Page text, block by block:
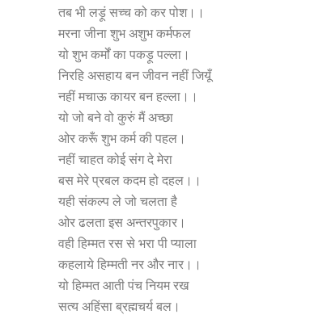
तब भी लड़ूं सच्च को कर पोश।।
मरना जीना शुभ अशुभ कर्मफल
यो शुभ कर्मों का पकड़ू पल्ला।
निरहि असहाय बन जीवन नहीं जियूँ
नहीं मचाऊ कायर बन हल्ला।।
यो जो बने वो कुरुं मैं अच्छा
ओर करूँ शुभ कर्म की पहल।
नहीं चाहत कोई संग दे मेरा
बस मेरे प्रबल कदम हो दहल।।
यही संकल्प ले जो चलता है
ओर ढलता इस अन्तरपुकार।
वही हिम्मत रस से भरा पी प्याला
कहलाये हिम्मती नर और नार।।
यो हिम्मत आती पंच नियम रख
सत्य अहिंसा ब्रह्मचर्य बल।